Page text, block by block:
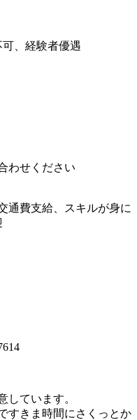
、経験者優遇
わせください
通費支給、スキルが身に
しています。
すきま時間にさくっとか